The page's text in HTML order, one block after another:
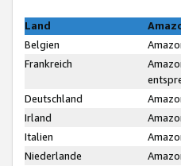
Land
Belgien
Frankreich
Deutschland
Irland
Italien
Niederlande